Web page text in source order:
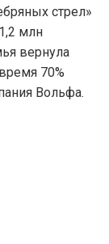
стрел»
млн
вернула
70%
Вольфа.